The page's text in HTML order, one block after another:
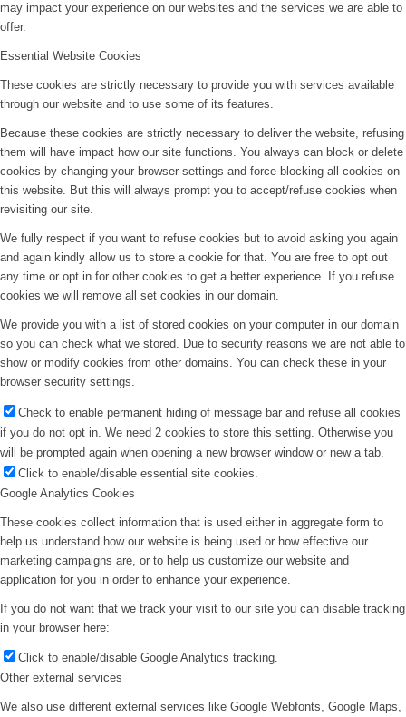
may impact your experience on our websites and the services we are able to
offer.
Essential Website Cookies
These cookies are strictly necessary to provide you with services available
through our website and to use some of its features.
Because these cookies are strictly necessary to deliver the website, refusing
them will have impact how our site functions. You always can block or delete
cookies by changing your browser settings and force blocking all cookies on
this website. But this will always prompt you to accept/refuse cookies when
revisiting our site.
We fully respect if you want to refuse cookies but to avoid asking you again
and again kindly allow us to store a cookie for that. You are free to opt out
any time or opt in for other cookies to get a better experience. If you refuse
cookies we will remove all set cookies in our domain.
We provide you with a list of stored cookies on your computer in our domain
so you can check what we stored. Due to security reasons we are not able to
show or modify cookies from other domains. You can check these in your
browser security settings.
Check to enable permanent hiding of message bar and refuse all cookies
if you do not opt in. We need 2 cookies to store this setting. Otherwise you
will be prompted again when opening a new browser window or new a tab.
Click to enable/disable essential site cookies.
Google Analytics Cookies
These cookies collect information that is used either in aggregate form to
help us understand how our website is being used or how effective our
marketing campaigns are, or to help us customize our website and
application for you in order to enhance your experience.
If you do not want that we track your visit to our site you can disable tracking
in your browser here:
Click to enable/disable Google Analytics tracking.
Other external services
We also use different external services like Google Webfonts, Google Maps,